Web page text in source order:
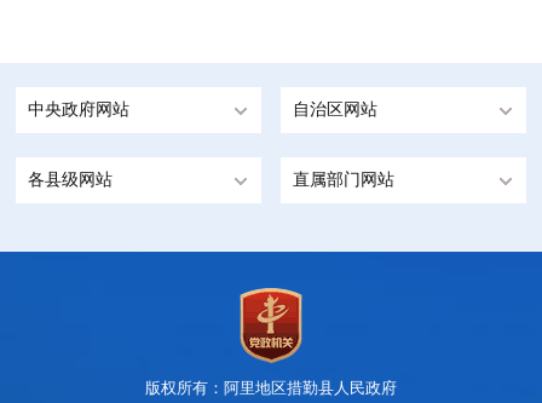
中央政府网站 自治区网站
各县级网站 直属部门网站
版权所有：阿里地区措勤县人民政府